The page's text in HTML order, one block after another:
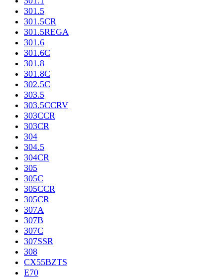
301.5
301.5CR
301.5REGA
301.6
301.6C
301.8
301.8C
302.5C
303.5
303.5CCRV
303CCR
303CR
304
304.5
304CR
305
305C
305CCR
305CR
307A
307B
307C
307SSR
308
CX55BZTS
E70